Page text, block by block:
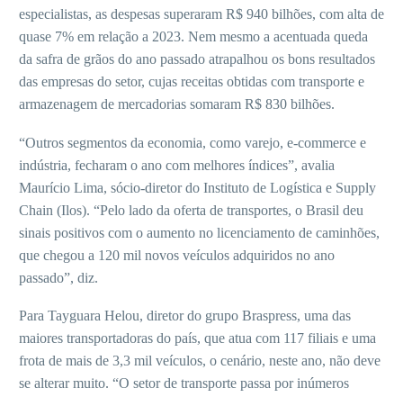
especialistas, as despesas superaram R$ 940 bilhões, com alta de
quase 7% em relação a 2023. Nem mesmo a acentuada queda
da safra de grãos do ano passado atrapalhou os bons resultados
das empresas do setor, cujas receitas obtidas com transporte e
armazenagem de mercadorias somaram R$ 830 bilhões.
“Outros segmentos da economia, como varejo, e-commerce e
indústria, fecharam o ano com melhores índices”, avalia
Maurício Lima, sócio-diretor do Instituto de Logística e Supply
Chain (Ilos). “Pelo lado da oferta de transportes, o Brasil deu
sinais positivos com o aumento no licenciamento de caminhões,
que chegou a 120 mil novos veículos adquiridos no ano
passado”, diz.
Para Tayguara Helou, diretor do grupo Braspress, uma das
maiores transportadoras do país, que atua com 117 filiais e uma
frota de mais de 3,3 mil veículos, o cenário, neste ano, não deve
se alterar muito. “O setor de transporte passa por inúmeros